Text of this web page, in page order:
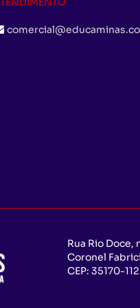
Rua Rio Doce,
Coronel
CEP: 35170-112